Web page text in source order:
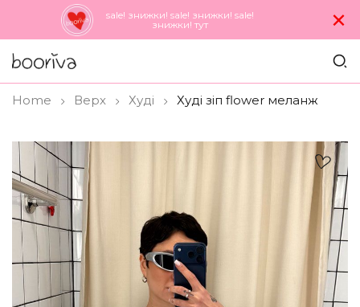
sale! знижки! sale! знижки! sale!
знижки! тут
×
Home Верх Худi Худі зіп flower меланж